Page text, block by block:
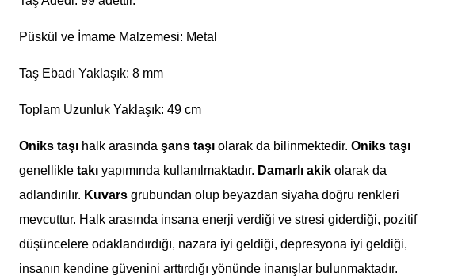
Püskül ve İmame Malzemesi: Metal
Taş Ebadı Yaklaşık: 8 mm
Toplam Uzunluk Yaklaşık: 49 cm
Oniks taşı halk arasında şans taşıolarak da bilinmektedir. Oniks taşı
genellikle takıyapımında kullanılmaktadır. Damarlı akikolarak da
adlandırılır. Kuvarsgrubundan olup beyazdan siyaha doğru renkleri
mevcuttur. Halk arasında insana enerji verdiği ve stresi giderdiği, pozitif
düşüncelere odaklandırdığı, nazara iyi geldiği, depresyona iyi geldiği,
insanın kendine güvenini arttırdığı yönünde inanışlar bulunmaktadır.